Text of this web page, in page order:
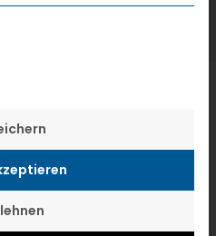
Service-Gruppen,